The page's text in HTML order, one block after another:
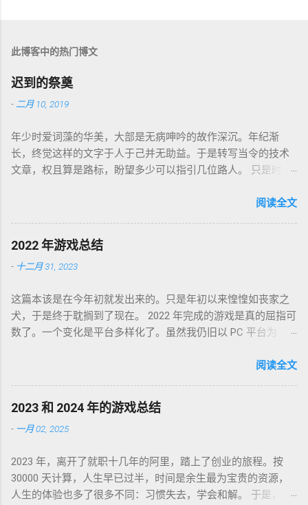
此博客中的热门博文
迟到的祭奠
- 二月 10, 2019
年少时爱词藻的华美，大部是无病呻吟的故作深沉。年纪渐
长，终觉这样的文字于人于己并无助益。于是转写当令的技术
文章，权且算是路标，盼望多少可以指引几位路人。 只是时代
图标为何物，转眼千禧一代业已成人，不知墙为何物。互联网
盛开，RSS 之父自戕，开源日益沦为资本巨鳄博弈的棋子。 这
个光怪陆离的世界，不是游戏中的虚幻场景，却是千千万万个
如我一样的人鞠躬尽瘁亲手打造的魔幻现实。这可是我曾希冀
世界如此复杂，我连这巨轮的去向也无从分辨。 辗转无眠的夜
晚，陪在枕边的便是金庸老先生的几部书。每每读到若有所
悟，才能在黎明前草草小憩。老先生从武侠到无侠，层层递进
喜，又把这个江湖的规则层层解构，推演其间各式人格向现实
投影的境遇和选择。 老先生开卷入世，却又早早封笔，不做答
案，只在笔墨尽处引人向善。困顿时能读到这样的文字，我心
存感激。 枕边已无金庸，经典心中长存。
阅读全文
2022 年游戏总结
- 十二月 31, 2023
这篇本该是在今年初就发出来的。只是年初以来惶惶如丧家之
犬，于是终于耽搁到了现在。 2022 年完成的游戏是真的屈指可
数了。一个变化是平台多样化了。虽然我仍旧以 PC 平台为
Partisans 1941，中文名「苏军游击队 1941」，2022-01-03 通
喜欢这个背景而已，系统并不很出彩，故事中规中矩，人物刻
画一般。估计不是特别喜欢这类题材的同学都不会看到这款游
戏。 Lost Ruins，2022-01-09 通关，GoG 记录 7 小时。萌系像
种，故事属于玩后即忘的类型，到现在只记得有件装备叫死库
水。 Kena: Bridge of Spirits，中文名「凯娜：灵魂之桥」，
2022-02-01 通关，Epic 平台没有耗时记录，不过印象里流程不
阅读全文
2023 和 2024 年的游戏总结
- 一月 02, 2025
2023 年，离开了就职十几年的阿里，踏上了创业的旅程。按
30000 天计算，人生早已过半，时间是余生最为宝贵的资源，
人生的体验也多了很多不同：习惯失去，学会和解。 于是，是